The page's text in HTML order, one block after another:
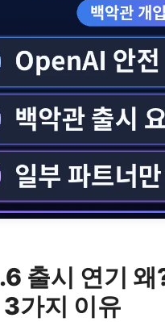
출시 연기
3가지 이유